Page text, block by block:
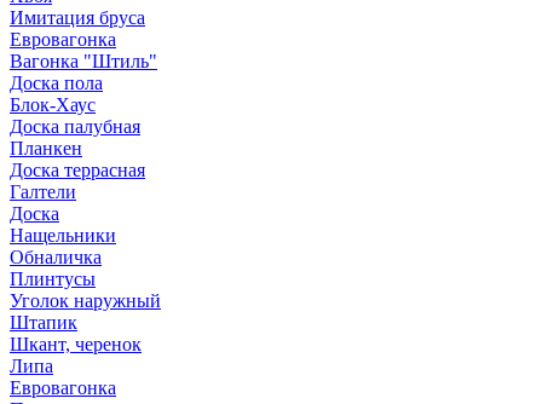
Имитация бруса
Евровагонка
Вагонка "Штиль"
Доска пола
Блок-Хаус
Доска палубная
Планкен
Доска террасная
Галтели
Доска
Нащельники
Обналичка
Плинтусы
Уголок наружный
Штапик
Шкант, черенок
Липа
Евровагонка